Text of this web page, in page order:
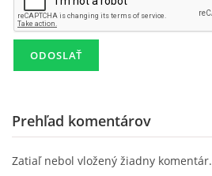
Prehľad komentárov
Zatiaľ nebol vložený žiadny komentár.